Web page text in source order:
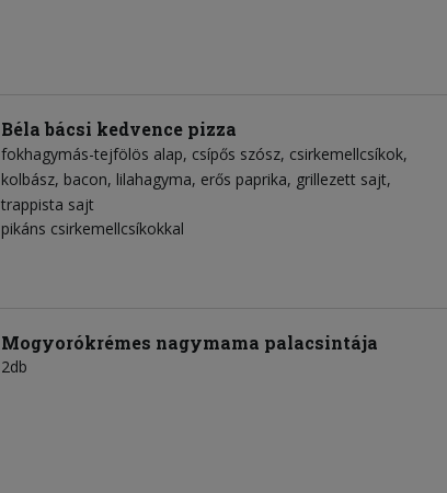
Béla bácsi kedvence pizza
fokhagymás-tejfölös alap csípős szósz csirkemellcsíkok
kolbász bacon lilahagyma erős paprika grillezett sajt
trappista sajt
pikáns csirkemellcsíkokkal
Mogyorókrémes nagymama palacsintája
2db